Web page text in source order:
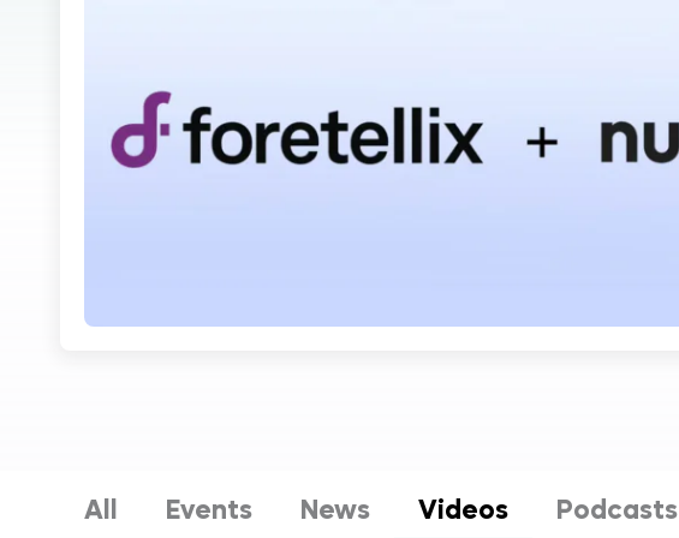
All Events News Videos Podcasts